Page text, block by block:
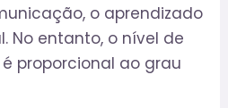
o aprendizado
No entanto, o nível de
proporcional ao grau